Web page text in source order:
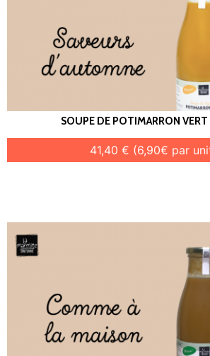
SOUPE DE POTIMARRON
41,40 € (6,90€ par